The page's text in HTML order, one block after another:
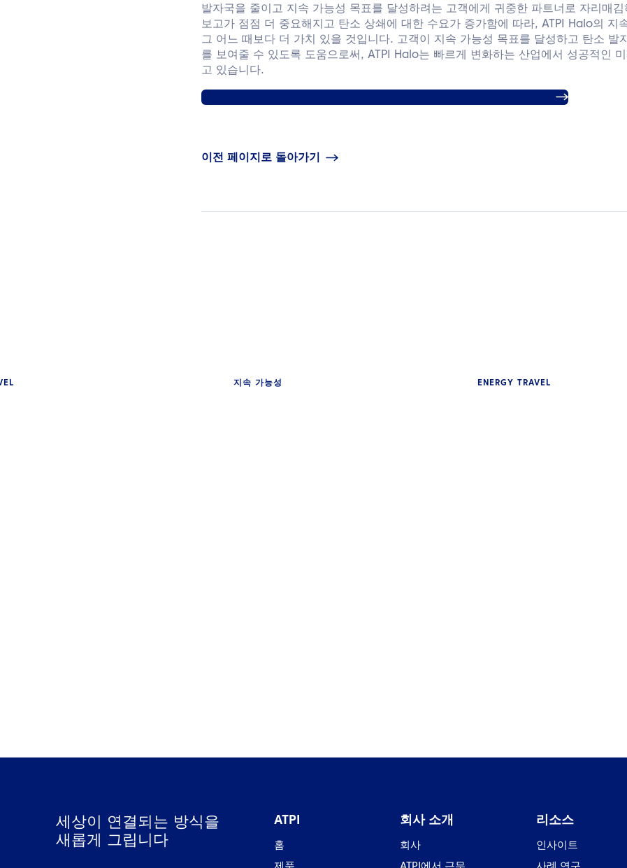
발자국을 줄이고 지속 가능성 목표를 달성하려는 고객에게 귀중한 파트너로 자리매
보고가 점점 더 중요해지고 탄소 상쇄에 대한 수요가 증가함에 따라, ATPI Halo의 지
그 어느 때보다 더 가치 있을 것입니다. 고객이 지속 가능성 목표를 달성하고 탄소 발
를 보여줄 수 있도록 도움으로써, ATPI Halo는 빠르게 변화하는 산업에서 성공적인
고 있습니다.
이전 페이지로 돌아가기
지속 가능성 ENERGY TRAVEL
세상이 연결되는 방식을
새롭게 그립니다
ATPI
홈
회사 소개
회사
리소스
인사이트